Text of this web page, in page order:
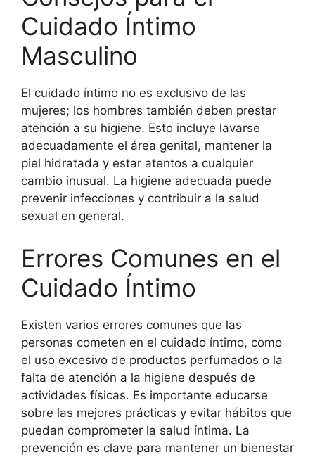
Cuidado Íntimo
Masculino
El cuidado íntimo no es exclusivo de las
mujeres; los hombres también deben prestar
atención a su higiene. Esto incluye lavarse
adecuadamente el área genital, mantener la
piel hidratada y estar atentos a cualquier
cambio inusual. La higiene adecuada puede
prevenir infecciones y contribuir a la salud
sexual en general.
Errores Comunes en el
Cuidado Íntimo
Existen varios errores comunes que las
personas cometen en el cuidado íntimo, como
el uso excesivo de productos perfumados o la
falta de atención a la higiene después de
actividades físicas. Es importante educarse
sobre las mejores prácticas y evitar hábitos que
puedan comprometer la salud íntima. La
prevención es clave para mantener un bienestar